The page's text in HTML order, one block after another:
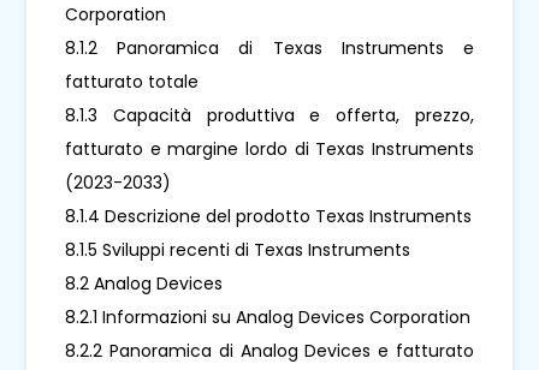
Corporation
8.1.2 Panoramica di Texas Instruments e
fatturato totale
8.1.3 Capacità produttiva e offerta, prezzo,
fatturato e margine lordo di Texas Instruments
(2023-2033)
8.1.4 Descrizione del prodotto Texas Instruments
8.1.5 Sviluppi recenti di Texas Instruments
8.2 Analog Devices
8.2.1 Informazioni su Analog Devices Corporation
8.2.2 Panoramica di Analog Devices e fatturato